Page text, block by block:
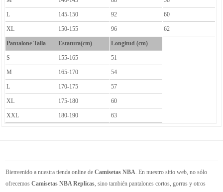
L 145-150 92 60
XL 150-155 96 62
Pantalone Talla Estatura(cm) Longitud (cm)
S 155-165 51
M 165-170 54
L 170-175 57
XL 175-180 60
XXL 180-190 63
Bienvenido a nuestra tienda online de Camisetas NBA. En nuestro sitio web, no sólo
ofrecemos Camisetas NBA Replicas, sino también pantalones cortos, gorras y otros